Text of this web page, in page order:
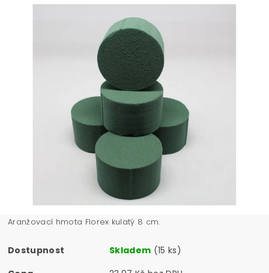
Aranžovací hmota Florex kulatý 8 cm.
Dostupnost Skladem (15 ks)